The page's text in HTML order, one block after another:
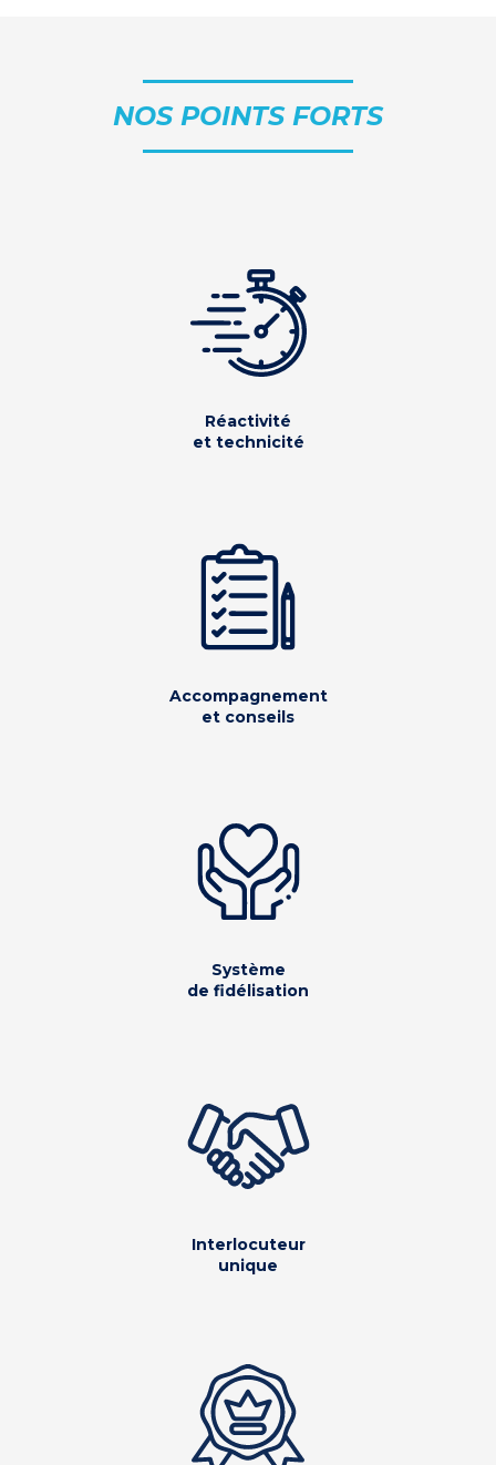
NOS POINTS FORTS
Réactivité
et technicité
Accompagnement
et conseils
Système
de fidélisation
Interlocuteur
unique